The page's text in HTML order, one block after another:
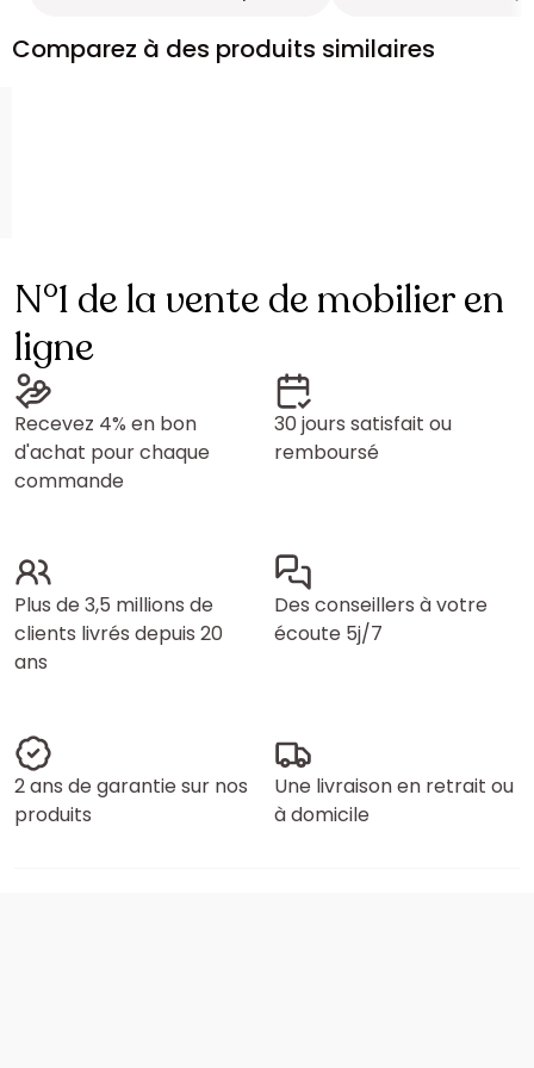
Comparez à des produits similaires
N°1 de la vente de mobilier en
ligne
Recevez 4% en bon
d'achat pour chaque
commande
30 jours satisfait ou
remboursé
Plus de 3,5 millions de
clients livrés depuis 20
ans
Des conseillers à votre
écoute 5j/7
2 ans de garantie sur nos
produits
Une livraison en retrait ou
à domicile